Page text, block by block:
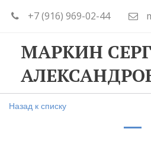
+7 (916) 969-02-44
МАРКИН
Назад к списку